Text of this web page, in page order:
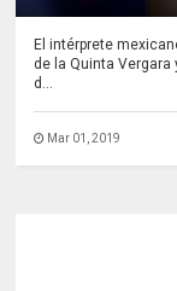
El intérprete
de la Quinta
d...
Mar 01, 2019